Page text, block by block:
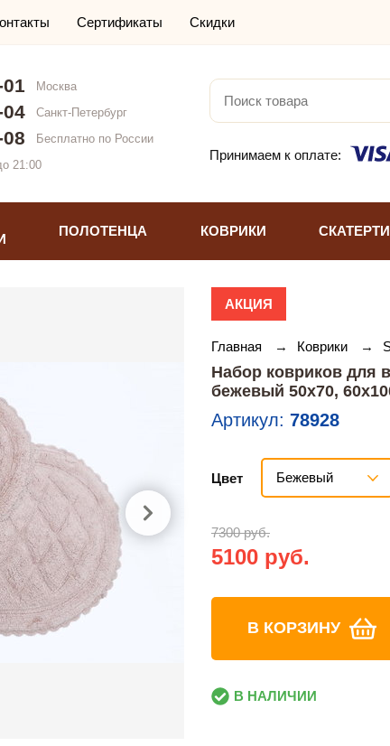
Сертификаты Скидки
Москва
Санкт-Петербург
Бесплатно по России
21:00
Принимаем к оплате:
ПОЛОТЕНЦА КОВРИКИ СКАТЕРТИ
АКЦИЯ
Главная → Коврики →
Набор ковриков для
бежевый 50х70,
Артикул: 78928
Цвет Бежевый
7300 руб.
5100 руб.
В КОРЗИНУ
В НАЛИЧИИ